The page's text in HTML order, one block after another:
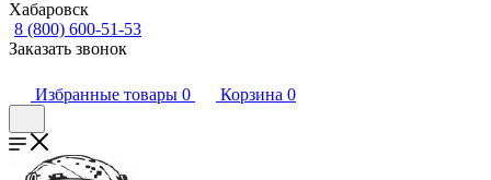
Хабаровск
8 (800) 600-51-53
Заказать звонок
Избранные товары 0 Корзина 0